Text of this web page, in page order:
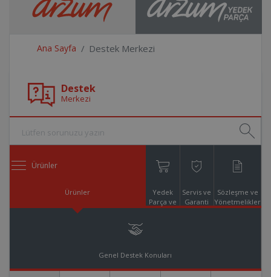
Ana Sayfa Destek Merkezi
Destek
Merkezi
Ürünler
Ürünler
Yedek
Parça ve
Servis ve
Garanti
Sözleşme ve
Yönetmelikler
Genel Destek Konuları